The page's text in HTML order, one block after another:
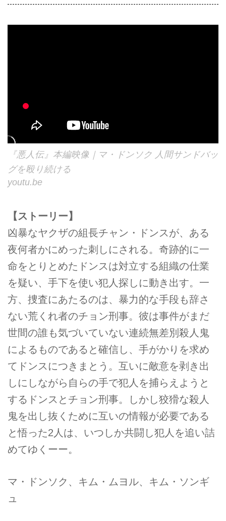
『悪人伝』本編映像｜マ・ドンソク 人間サンドバッ
グを殴り続ける
youtu.be
【ストーリー】
凶暴なヤクザの組長チャン・ドンスが、ある
夜何者かにめった刺しにされる。奇跡的に⼀
命をとりとめたドンスは対立する組織の仕業
を疑い、手下を使い犯人探しに動き出す。一
方、捜査にあたるのは、暴力的な手段も辞さ
ない荒くれ者のチョン刑事。彼は事件がまだ
世間の誰も気づいていない連続無差別殺人鬼
によるものであると確信し、手がかりを求め
てドンスにつきまとう。互いに敵意を剥き出
しにしながら自らの手で犯人を捕らえようと
するドンスとチョン刑事。しかし狡猾な殺人
鬼を出し抜くために互いの情報が必要である
と悟った2人は、いつしか共闘し犯⼈を追い詰
めてゆくーー。
マ・ドンソク、キム・ムヨル、キム・ソンギ
ュ